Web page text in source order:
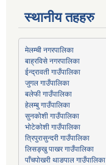
स्थानीय तहहरु
मेलम्ची नगरपालिका
बाह्रविसे नगरपालिका
ईन्द्रावती गाउँपालिका
जुगल गाउँपालिका
बलेफी गाउँपालिका
हेलम्बु गाउँपालिका
सुनकोशी गाउँपालिका
भोटेकोशी गाउँपालिका
त्रिपुरासुन्दरी गाउँपालिका
लिसङ्खु पाखर गाउँपालिका
पाँचपोखरी थाङपाल गाउँपालिका